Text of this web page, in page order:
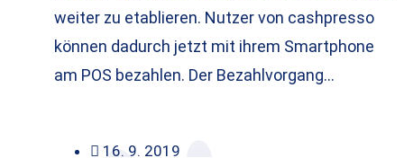
weiter zu etablieren. Nutzer von cashpresso
können dadurch jetzt mit ihrem Smartphone
am POS bezahlen. Der Bezahlvorgang…
16. 9. 2019